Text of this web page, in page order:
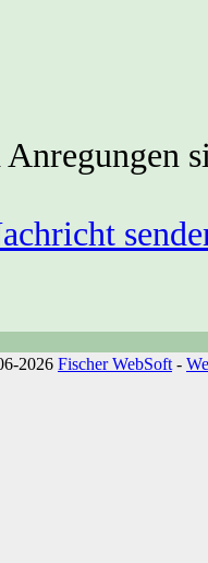
2026 Fischer WebSoft -